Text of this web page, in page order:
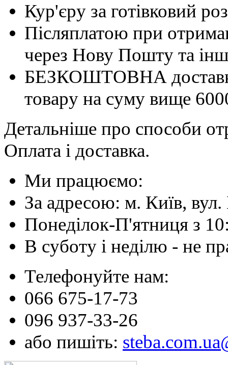
Кур'єру за готівковий
Післяплатою при
через Нову Пошту та
БЕЗКОШТОВНА
товару на суму вище
Детальніше про способи
Оплата і доставка.
Ми працюємо:
За адресою: м. Київ, вул.
Понеділок-П'ятниця з
В суботу і неділю - не
Телефонуйте нам:
066 675-17-73
096 937-33-26
або пишіть: